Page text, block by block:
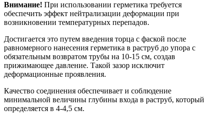
Внимание! При использовании герметика требуется
обеспечить эффект нейтрализации деформации при
возникновении температурных перепадов.
Достигается это путем введения торца с фаской после
равномерного нанесения герметика в раструб до упора с
обязательным возвратом трубы на 10-15 см, создав
прижимающее давление. Такой зазор исключит
деформационные проявления.
Качество соединения обеспечивает и соблюдение
минимальной величины глубины входа в раструб, который
определяется в 4-4,5 см.